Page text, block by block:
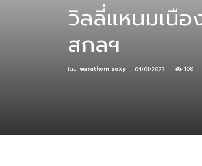
วิลลี่แหนมเนือ
สกลฯ
โดย warathorn sexy - 04/01/2023 108